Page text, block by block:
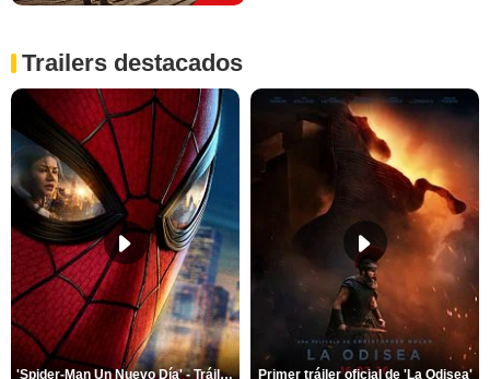
Trailers destacados
'Spider-Man Un Nuevo Día' - Tráiler oficial subtitulado Primer tráiler oficial de 'La Odisea'